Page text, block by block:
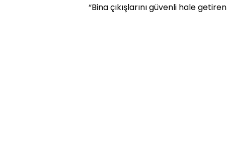
“Bina çıkışlarını güvenli hale getiren